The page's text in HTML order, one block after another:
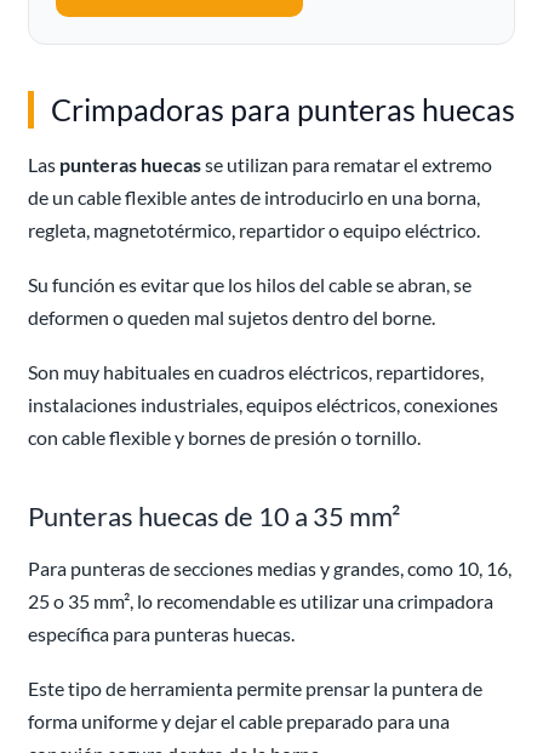
Crimpadoras para punteras huecas
Las punteras huecasse utilizan para rematar el extremo
de un cable flexible antes de introducirlo en una borna,
regleta, magnetotérmico, repartidor o equipo eléctrico.
Su función es evitar que los hilos del cable se abran, se
deformen o queden mal sujetos dentro del borne.
Son muy habituales en cuadros eléctricos, repartidores,
instalaciones industriales, equipos eléctricos, conexiones
con cable flexible y bornes de presión o tornillo.
Punteras huecas de 10 a 35 mm²
Para punteras de secciones medias y grandes, como 10, 16,
25 o 35 mm², lo recomendable es utilizar una crimpadora
específica para punteras huecas.
Este tipo de herramienta permite prensar la puntera de
forma uniforme y dejar el cable preparado para una